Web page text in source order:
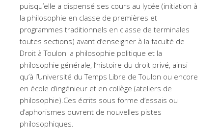
puisqu’elle a dispensé ses cours au lycée (initiation à
la philosophie en classe de premières et
programmes traditionnels en classe de terminales
toutes sections) avant d’enseigner à la faculté de
Droit à Toulon la philosophie politique et la
philosophie générale, l’histoire du droit privé, ainsi
qu’à l’Université du Temps Libre de Toulon ou encore
en école d’ingénieur et en collège (ateliers de
philosophie).Ces écrits sous forme d’essais ou
d’aphorismes ouvrent de nouvelles pistes
philosophiques.